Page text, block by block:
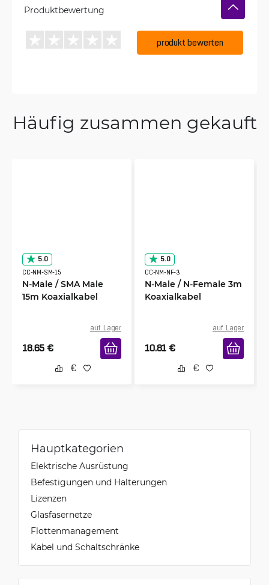
Produktbewertung
produkt bewerten
Häufig zusammen gekauft
5.0
CC-NM-SM-15
N-Male / SMA Male
15m Koaxialkabel
auf Lager
18.65 €
5.0
CC-NM-NF-3
N-Male / N-Female 3m
Koaxialkabel
auf Lager
10.81 €
Hauptkategorien
Elektrische Ausrüstung
Befestigungen und Halterungen
Lizenzen
Glasfasernetze
Flottenmanagement
Kabel und Schaltschränke